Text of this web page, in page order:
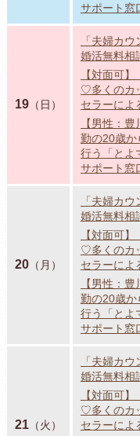
サポート窓
19（日）
「夫婦カ
婚活無料相
【対面可
♡多くのカ
セラーによ
【男性：
勤の20歳か
行う「とよ
サポート窓
20（月）
「夫婦カ
婚活無料相
【対面可
♡多くのカ
セラーによ
【男性：
勤の20歳か
行う「とよ
サポート窓
21（火）
「夫婦カ
婚活無料相
【対面可
♡多くのカ
セラーによ